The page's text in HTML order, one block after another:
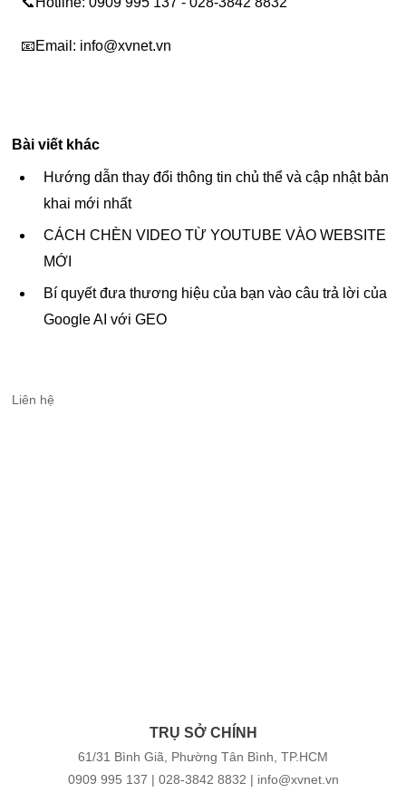
📧Email: info@xvnet.vn
Bài viết khác
Hướng dẫn thay đổi thông tin chủ thể và cập nhật bản
khai mới nhất
CÁCH CHÈN VIDEO TỪ YOUTUBE VÀO WEBSITE
MỚI
Bí quyết đưa thương hiệu của bạn vào câu trả lời của
Google AI với GEO
Liên hệ
TRỤ SỞ CHÍNH
61/31 Bình Giã, Phường Tân Bình, TP.HCM
0909 995 137 | 028-3842 8832 | info@xvnet.vn